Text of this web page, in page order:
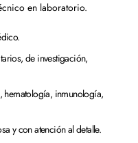
en laboratorio.
de investigación,
hematología, inmunología,
y con atención al detalle.